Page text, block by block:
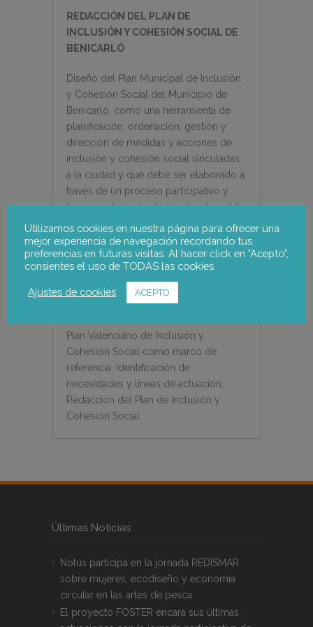
REDACCI ÓN DEL PLAN DE
INCLUSIÓN Y COHESIÓN SOCIAL DE
BENICARLÓ
Diseño del Plan Municipal de Inclusión
y Cohesión Social del Municipio de
Benicarló, como una herramienta de
planificación, ordenación, gestión y
dirección de medidas y acciones de
inclusión y cohesión social vinculadas
a la ciudad y que debe ser elaborado a
través de un proceso participativo y
transversal, siguiendo la estructura del
Plan Valenciano de Inclusión y
Cohesión Social como marco de
referencia. Para ello, se realizar un
estudio diagnóstico de la situación
actual y los servicios y programas
existentes, entrevistas con
Plan Valenciano de Inclusión y
Cohesión Social como marco de
referencia. Identificación de
necesidades y líneas de actuación.
Redacción del Plan de Inclusión y
Cohesión Social.
Últimas Noticias
Notus participa en la jornada REDISMAR
sobre mujeres, ecodiseño y economía
circular en las artes de pesca
El proyecto FOSTER encara sus últimas
Utilizamos cookies en nuestra página para ofrecer una
mejor experiencia de navegación recordando tus
preferencias en futuras visitas. Al hacer click en "Acepto",
consientes el uso de TODAS las cookies.
Ajustes de cookies ACEPTO